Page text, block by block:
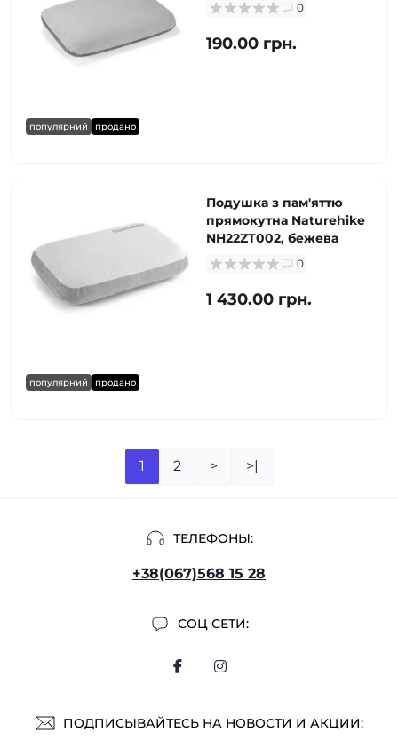
популярний продано
0
190.00 грн.
популярний продано
Подушка з пам'яттю
прямокутна Naturehike
NH22ZT002, бежева
0
1 430.00 грн.
1 2 > >|
ТЕЛЕФОНЫ:
+38(067)568 15 28
СОЦ СЕТИ:
ПОДПИСЫВАЙТЕСЬ НА НОВОСТИ И АКЦИИ: